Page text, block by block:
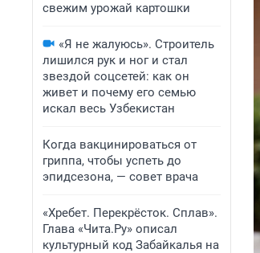
свежим урожай картошки
«Я не жалуюсь». Строитель
лишился рук и ног и стал
звездой соцсетей: как он
живет и почему его семью
искал весь Узбекистан
Когда вакцинироваться от
гриппа, чтобы успеть до
эпидсезона, — совет врача
«Хребет. Перекрёсток. Сплав».
Глава «Чита.Ру» описал
культурный код Забайкалья на